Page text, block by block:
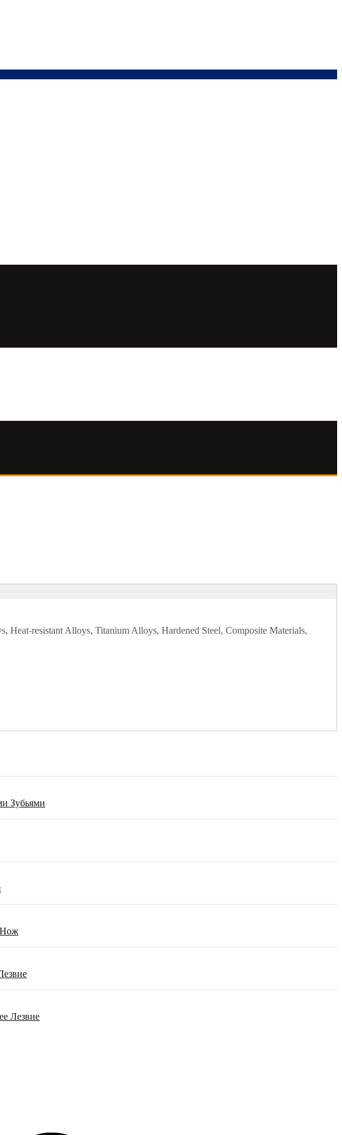
Heat-resistant Alloys, Titanium Alloys, Hardened Steel, Composite Materials,
Зубьями
Лезвие